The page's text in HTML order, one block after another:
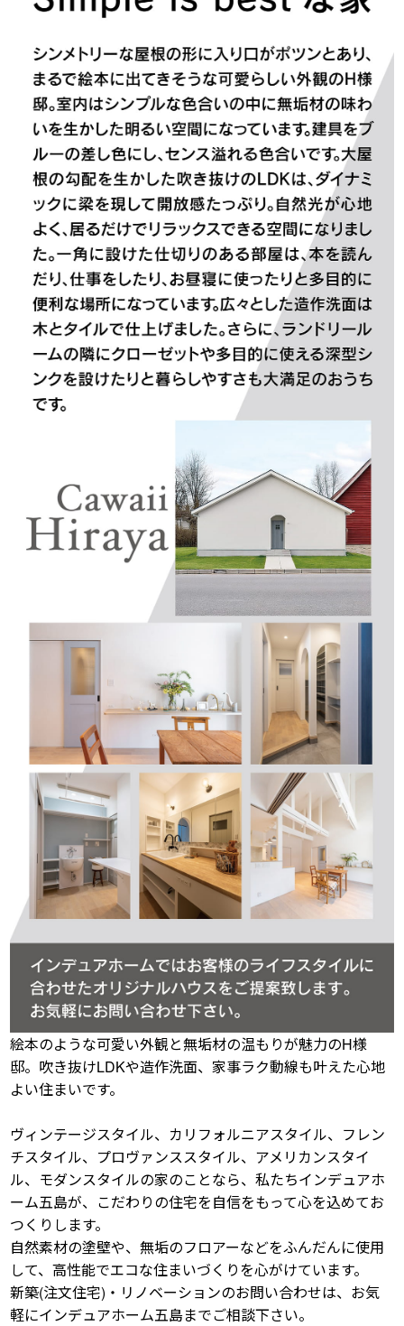
絵本のような可愛い外観と無垢材の温もりが魅力のH様
邸。吹き抜けLDKや造作洗面、家事ラク動線も叶えた心地
よい住まいです。
ヴィンテージスタイル、カリフォルニアスタイル、フレン
チスタイル、プロヴァンススタイル、アメリカンスタイ
ル、モダンスタイルの家のことなら、私たちインデュアホ
ーム五島が、こだわりの住宅を自信をもって心を込めてお
つくりします。
自然素材の塗壁や、無垢のフロアーなどをふんだんに使用
して、高性能でエコな住まいづくりを心がけています。
新築(注文住宅)・リノベーションのお問い合わせは、お気
軽にインデュアホーム五島までご相談下さい。